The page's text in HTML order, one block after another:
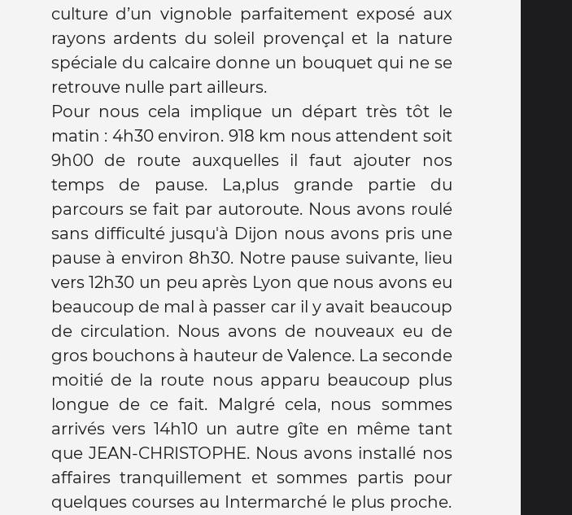
culture d’un vignoble parfaitement exposé aux
rayons ardents du soleil provençal et la nature
spéciale du calcaire donne un bouquet qui ne se
retrouve nulle part ailleurs.
Pour nous cela implique un départ très tôt le
matin : 4h30 environ. 918 km nous attendent soit
9h00 de route auxquelles il faut ajouter nos
temps de pause. La,plus grande partie du
parcours se fait par autoroute. Nous avons roulé
sans difficulté jusqu'à Dijon nous avons pris une
pause à environ 8h30. Notre pause suivante, lieu
vers 12h30 un peu après Lyon que nous avons eu
beaucoup de mal à passer car il y avait beaucoup
de circulation. Nous avons de nouveaux eu de
gros bouchons à hauteur de Valence. La seconde
moitié de la route nous apparu beaucoup plus
longue de ce fait. Malgré cela, nous sommes
arrivés vers 14h10 un autre gîte en même tant
que JEAN-CHRISTOPHE. Nous avons installé nos
affaires tranquillement et sommes partis pour
quelques courses au Intermarché le plus proche.